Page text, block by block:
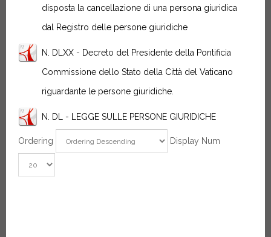
disposta la cancellazione di una persona giuridica
dal Registro delle persone giuridiche
N. DLXX - Decreto del Presidente della Pontificia
Commissione dello Stato della Città del Vaticano
riguardante le persone giuridiche.
N. DL - LEGGE SULLE PERSONE GIURIDICHE
Ordering Display Num